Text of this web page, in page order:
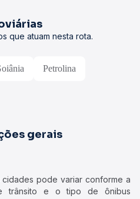
que atuam nesta rota.
Petrolina
gerais
pode variar conforme a
trânsito e o tipo de ônibus